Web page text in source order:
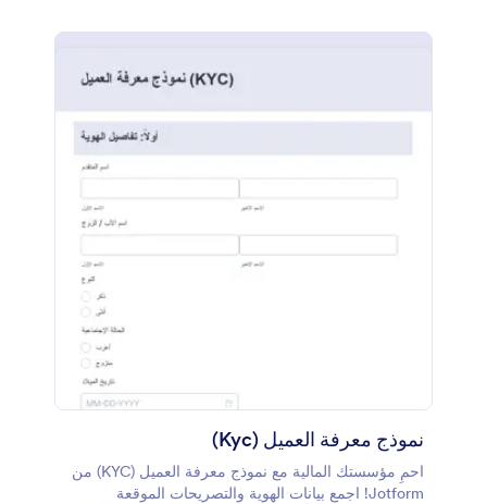
نموذج معرفة العميل (Kyc)
احمِ مؤسستك المالية مع نموذج معرفة العميل (KYC) من
Jotform! اجمع بيانات الهوية والتصريحات الموقعة